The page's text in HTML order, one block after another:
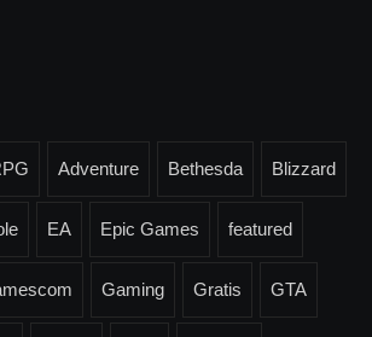
Adventure Bethesda Blizzard
EA Epic Games featured
Gaming Gratis GTA